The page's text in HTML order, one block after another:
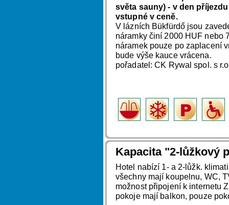
světa sauny) - v den
vstupné v ceně.
V lázních Bükfürdő jsou
náramky činí 2000 HUF nebo
náramek pouze po zaplacení
bude výše kauce vrácena.
pořadatel: CK Rywal spol. s
Kapacita "2-lůžkový
Hotel nabízí 1- a 2-lůžk.
všechny mají koupelnu, WC,
možnost připojení k internetu
pokoje mají balkon, pouze